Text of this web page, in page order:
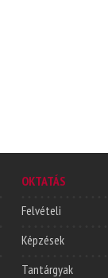
OKTATÁS
Felvételi
Képzések
Tantárgyak